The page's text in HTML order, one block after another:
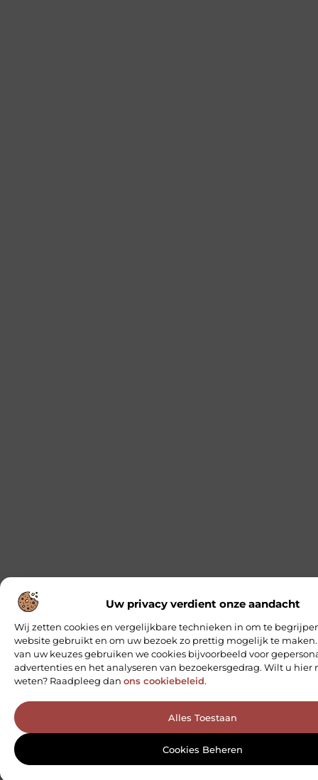
Uw privacy verdient onze aandacht
Wij zetten cookies en vergelijkbare technieken in om te
website gebruikt en om uw bezoek zo prettig mogelijk te
van uw keuzes gebruiken we cookies bijvoorbeeld voor
advertenties en het analyseren van bezoekersgedrag. Wilt u hier
weten? Raadpleeg dan ons cookiebeleid.
Alles Toestaan
Cookies Beheren